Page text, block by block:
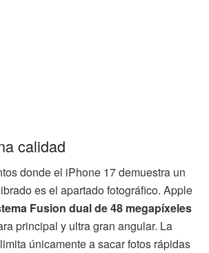
calidad
donde el iPhone 17 demuestra un
es el apartado fotográfico. Apple
Fusion dual de 48 megapíxeles
principal y ultra gran angular. La
únicamente a sacar fotos rápidas